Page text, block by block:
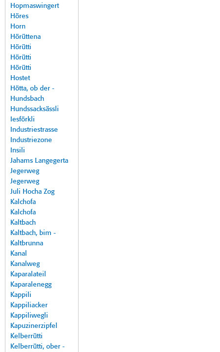
Hopmaswingert
Höres
Horn
Hörüttena
Hörütti
Hörütti
Hörütti
Hostet
Hötta, ob der -
Hundsbach
Hundssacksässli
Iesförkli
Industriestrasse
Industriezone
Insili
Jahams Langegerta
Jegerweg
Jegerweg
Juli Hocha Zog
Kalchofa
Kalchofa
Kaltbach
Kaltbach, bim -
Kaltbrunna
Kanal
Kanalweg
Kaparalateil
Kaparalenegg
Kappili
Kappiliacker
Kappiliwegli
Kapuzinerzipfel
Kelberrütti
Kelberrütti, ober -